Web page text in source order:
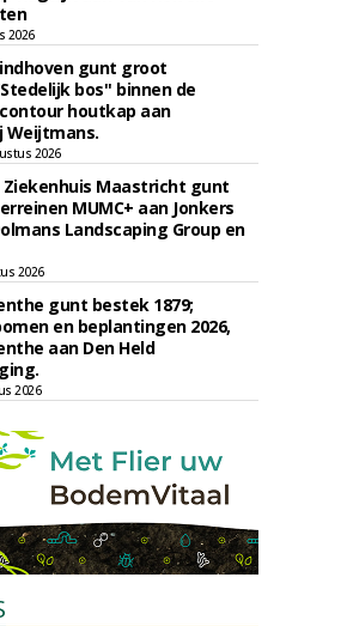
2026
gunt groot
bos'' binnen de
houtkap aan
Weijtmans.
2026
Ziekenhuis Maastricht gunt
MUMC+ aan Jonkers
Landscaping Group en
2026
gunt bestek 1879;
en beplantingen 2026,
aan Den Held
2026